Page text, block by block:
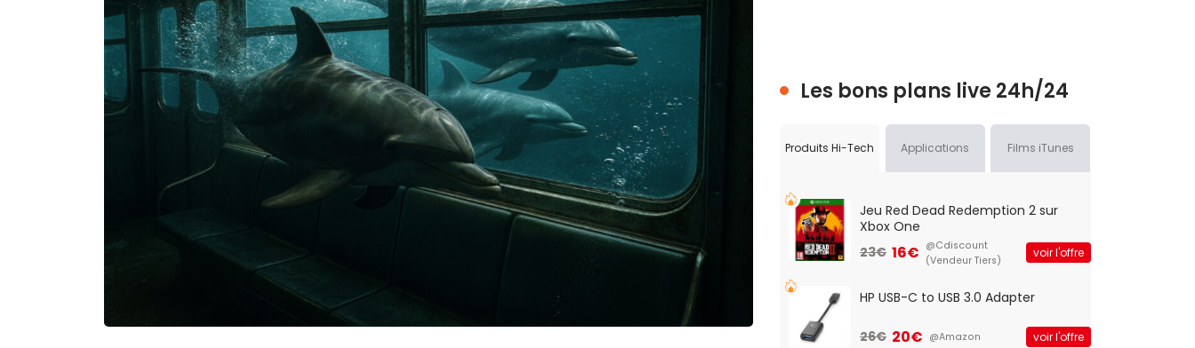
Les bons plans live 24h/24
Produits Hi-Tech Applications Films iTunes
Jeu Red Dead Redemption 2 sur
Xbox One
23€ 16€ @Cdiscount
(Vendeur Tiers)
voir l'offre
HP USB-C to USB 3.0 Adapter
26€ 20€ @Amazon voir l'offre